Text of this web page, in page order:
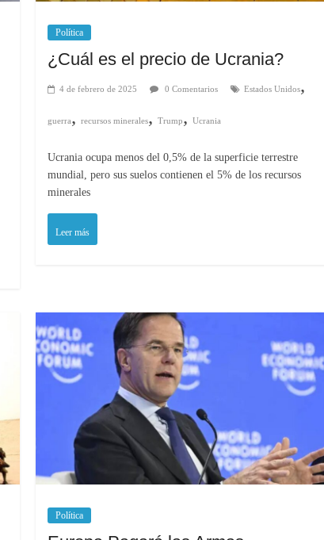
Política
¿Cuál es el precio de Ucrania?
4 de febrero de 2025 0 Comentarios Estados Unidos,
guerra,recursos minerales,Trump,Ucrania
Ucrania ocupa menos del 0,5% de la superficie terrestre
mundial, pero sus suelos contienen el 5% de los recursos
minerales
Leer más
Política